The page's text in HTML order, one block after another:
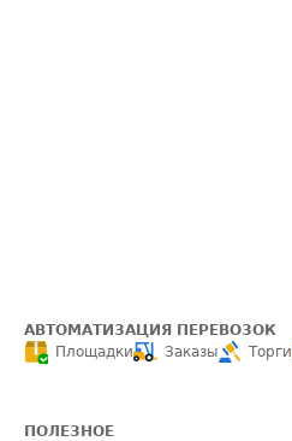
АВТОМАТИЗАЦИЯ ПЕРЕВОЗОК
Площадки
Заказы Торги
ПОЛЕЗНОЕ